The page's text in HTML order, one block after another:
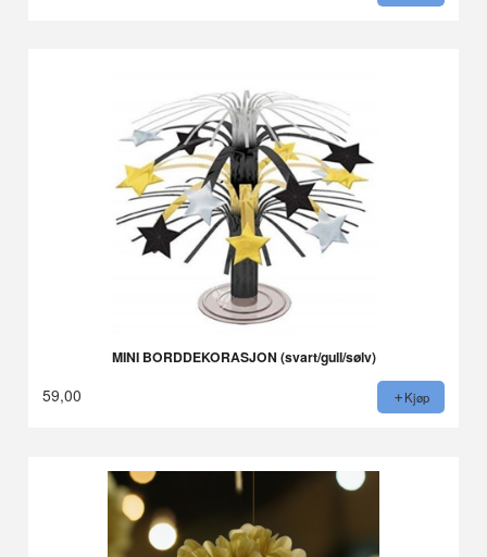
MINI BORDDEKORASJON (svart/gull/sølv)
59,00 Kjøp